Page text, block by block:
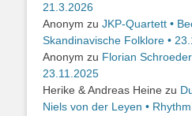
21.3.2026
Anonym zu JKP-Quartett •
Skandinavische Folklore •
Anonym zu Florian
23.11.2025
Herike & Andreas Heine zu
Niels von der Leyen •